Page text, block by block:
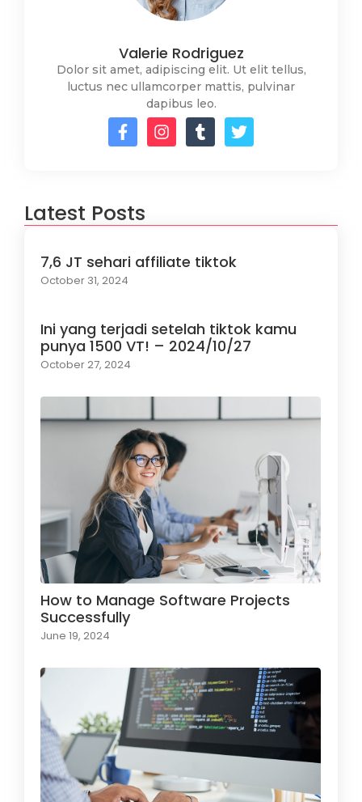
Valerie Rodriguez
Dolor sit amet, adipiscing elit. Ut elit tellus,
luctus nec ullamcorper mattis, pulvinar
dapibus leo.
Latest Posts
7,6 JT sehari affiliate tiktok
October 31, 2024
Ini yang terjadi setelah tiktok kamu
punya 1500 VT! – 2024/10/27
October 27, 2024
How to Manage Software Projects
Successfully
June 19, 2024